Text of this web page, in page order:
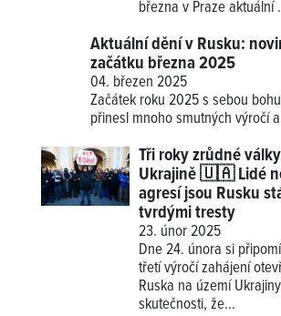
března v Praze aktuální
Aktuální dění v Rusku:
začátku března 2025
04. březen 2025
Začátek roku 2025 s sebou
přinesl mnoho smutných výročí
Tři roky zrůdné
Ukrajině 🇺🇦 Lidé
agresí jsou Rusku
tvrdými tresty
23. únor 2025
Dne 24. února si
třetí výročí zahájení
Ruska na území
skutečnosti, že...